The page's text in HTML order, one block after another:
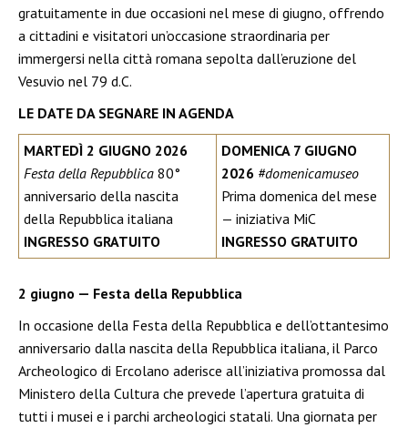
gratuitamente in due occasioni nel mese di giugno, offrendo
a cittadini e visitatori un’occasione straordinaria per
immergersi nella città romana sepolta dall’eruzione del
Vesuvio nel 79 d.C.
LE DATE DA SEGNARE IN AGENDA
MARTEDÌ 2 GIUGNO 2026
Festa della Repubblica 80°
anniversario della nascita
della Repubblica italiana
INGRESSO GRATUITO
DOMENICA 7 GIUGNO
2026 #domenicamuseo
Prima domenica del mese
— iniziativa MiC
INGRESSO GRATUITO
2 giugno — Festa della Repubblica
In occasione della Festa della Repubblica e dell’ottantesimo
anniversario dalla nascita della Repubblica italiana, il Parco
Archeologico di Ercolano aderisce all’iniziativa promossa dal
Ministero della Cultura che prevede l’apertura gratuita di
tutti i musei e i parchi archeologici statali. Una giornata per